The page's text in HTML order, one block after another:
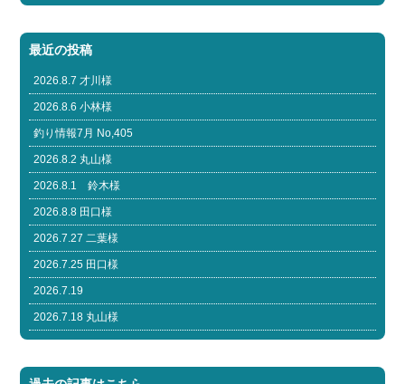
最近の投稿
2026.8.7 才川様
2026.8.6 小林様
釣り情報7月 No,405
2026.8.2 丸山様
2026.8.1 鈴木様
2026.8.8 田口様
2026.7.27 二葉様
2026.7.25 田口様
2026.7.19
2026.7.18 丸山様